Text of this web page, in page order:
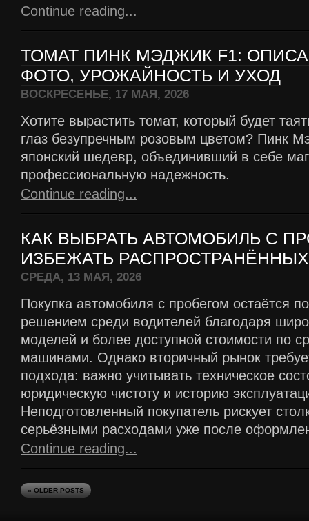
Continue reading...
ТОМАТ ПИНК МЭДЖИК F1:
ФОТО, УРОЖАЙНОСТЬ И УХОД
ВОСКРЕСЕНЬЕ, 17 МАЯ, 2026
Хотите вырастить томат, который будет
глаз безупречным розовым цветом? Пинк
японский шедевр, объединивший в себе
профессиональную надежность.
Continue reading...
КАК ВЫБРАТЬ АВТОМОБИЛЬ С
ИЗБЕЖАТЬ
СРЕДА, 13 МАЯ, 2026
Покупка автомобиля с пробегом остаётся
решением среди водителей благодаря
моделей и более доступной стоимости по
машинами. Однако вторичный рынок
подхода: важно учитывать техническое
юридическую чистоту и историю
Неподготовленный покупатель рискует
серьёзными расходами уже после
Continue reading...
« OLDER POSTS